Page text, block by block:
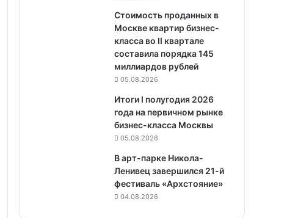
Стоимость проданных в
Москве квартир бизнес-
класса во II квартале
составила порядка 145
миллиардов рублей
05.08.2026
Итоги I полугодия 2026
года на первичном рынке
бизнес-класса Москвы
05.08.2026
В арт-парке Никола-
Ленивец завершился 21-й
фестиваль «Архстояние»
04.08.2026